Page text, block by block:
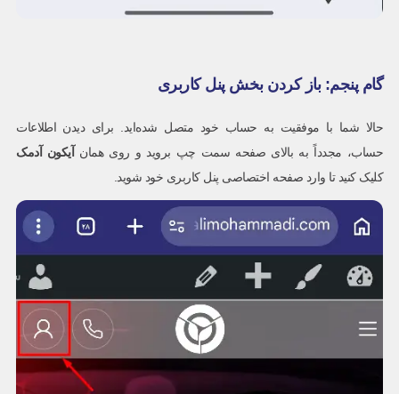
گام پنجم: باز کردن بخش پنل کاربری
حالا شما با موفقیت به حساب خود متصل شده‌اید. برای دیدن اطلاعات
حساب، مجدداً به بالای صفحه سمت چپ بروید و روی همان
آیکون آدمک
کلیک کنید تا وارد صفحه اختصاصی پنل کاربری خود شوید.